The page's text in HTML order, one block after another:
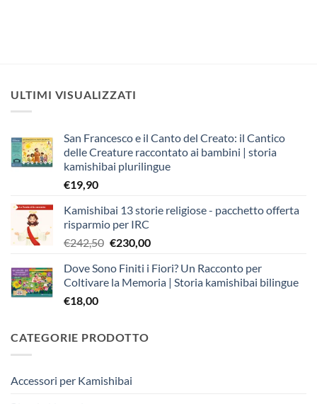
ULTIMI VISUALIZZATI
San Francesco e il Canto del Creato: il Cantico
delle Creature raccontato ai bambini | storia
kamishibai plurilingue
€19,90
Kamishibai 13 storie religiose - pacchetto offerta
risparmio per IRC
€242,50 Il
originale
era:
€230,00Il
attuale
è:
Dove Sono Finiti i Fiori? Un Racconto per
Coltivare la Memoria | Storia kamishibai bilingue
€18,00
CATEGORIE PRODOTTO
Accessori per Kamishibai